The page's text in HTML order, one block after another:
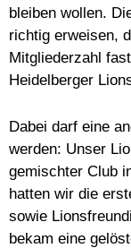
bleiben wollen.
richtig erweisen,
Mitgliederzahl
Heidelberger
Dabei darf eine
werden: Unser
gemischter Club
hatten wir die
sowie
bekam eine